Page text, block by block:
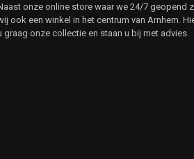
onze online store waar we 24/7 geopend
ook een winkel in het centrum van Arnhem.
graag onze collectie en staan u bij met advies.